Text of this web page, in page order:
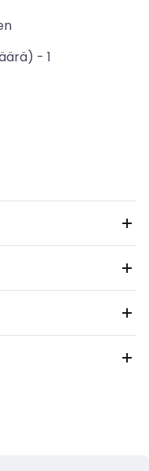
- 1